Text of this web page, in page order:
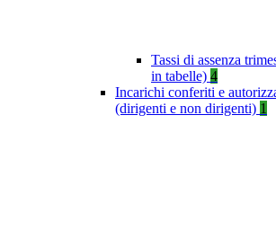
Tassi di assenza
in tabelle) 4
Incarichi conferiti e
(dirigenti e non dirigenti) 1